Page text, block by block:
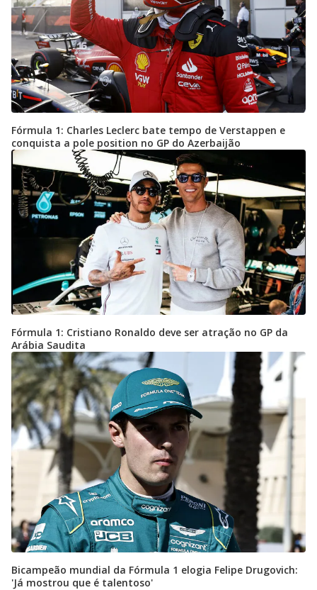
Fórmula 1: Charles Leclerc bate tempo de Verstappen e
conquista a pole position no GP do Azerbaijão
Fórmula 1: Cristiano Ronaldo deve ser atração no GP da
Arábia Saudita
Bicampeão mundial da Fórmula 1 elogia Felipe Drugovich:
'Já mostrou que é talentoso'